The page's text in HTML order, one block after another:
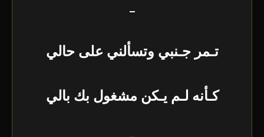
–
تـمر جـنبي وتسألني على حالي
كـأنه لـم يـكن مشغول بك بالي